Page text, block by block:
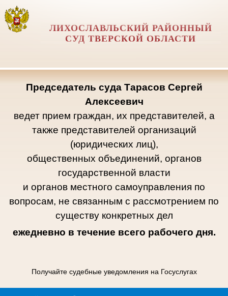
ЛИХОСЛАВЛЬСКИЙ РАЙОННЫЙ
СУД ТВЕРСКОЙ ОБЛАСТИ
Председатель суда Тарасов Сергей
Алексеевич
ведет прием граждан, их представителей, а
также представителей организаций
(юридических лиц),
общественных объединений, органов
государственной власти
и органов местного самоуправления по
вопросам, не связанным с рассмотрением по
существу конкретных дел
ежедневно в течение всего рабочего дня.
Получайте судебные уведомления на Госуслугах